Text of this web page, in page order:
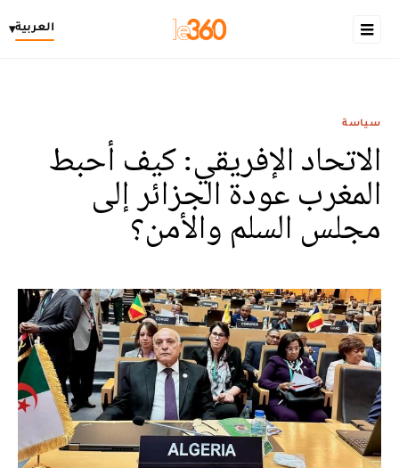
العربية▾
سياسة
الاتحاد الإفريقي: كيف أحبط
المغرب عودة الجزائر إلى
مجلس السلم والأمن؟